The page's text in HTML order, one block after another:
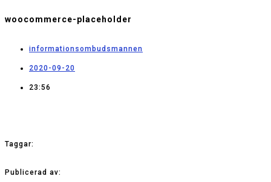
woocommerce-placeholder
informationsombudsmannen
2020-09-20
23:56
Taggar:
Publicerad av: